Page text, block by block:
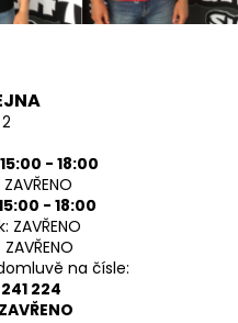
- 18:00
- 18:00
ZAVŘENO
na čísle:
224